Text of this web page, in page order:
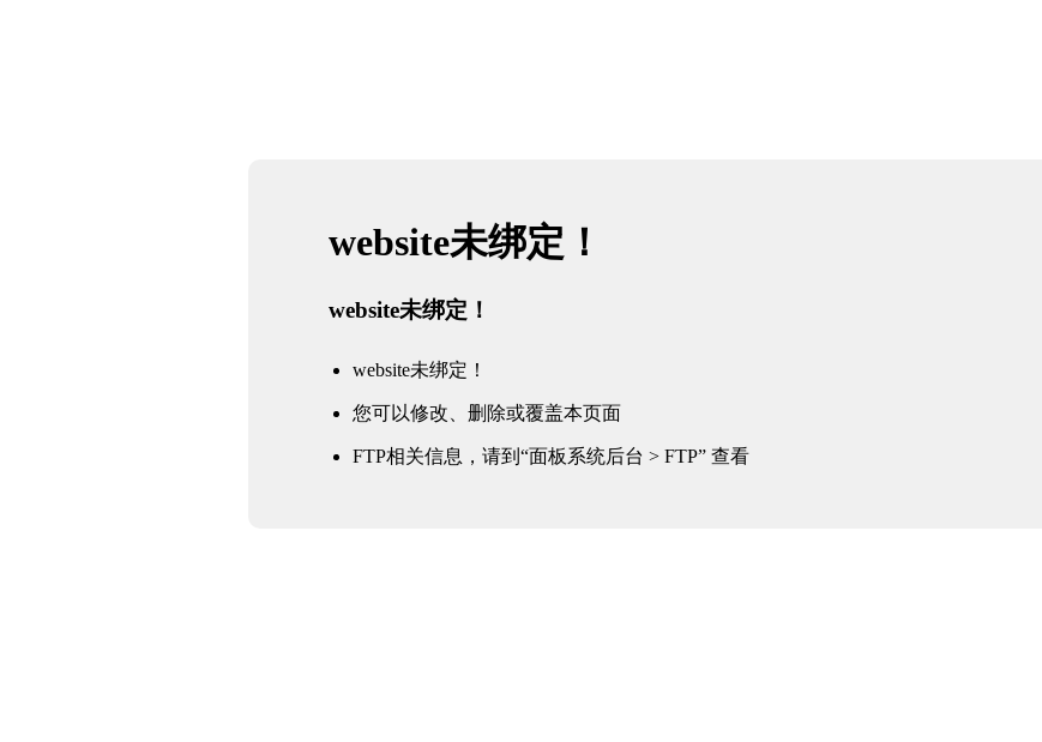
website未绑定！
website未绑定！
website未绑定！
您可以修改、删除或覆盖本页面
FTP相关信息，请到“面板系统后台 > FTP” 查看